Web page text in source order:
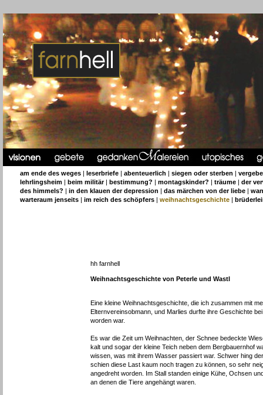
am ende des weges |leserbriefe |abenteuerlich |siegen oder sterben |
lehrlingsheim |beim militär|bestimmung? |montagskinder? |träume |der
des himmels? |in den klauen der depression |das märchen von der liebe |
warteraum jenseits |im reich des schöpfers |weihnachtsgeschichte |
hh farnhell
Weihnachtsgeschichte von Peterle und Wastl
Eine kleine Weihnachtsgeschichte, die ich zusammen mit
Elternvereinsobmann, und Marlies durfte ihre Geschichte
worden war.
Es war die Zeit um Weihnachten, der Schnee bedeckte
kalt und sogar der kleine Teich neben dem Bergbauernhof
wissen, was mit ihrem Wasser passiert war. Schwer hing
schien diese Last kaum noch tragen zu können, so sehr
angedreht worden. Im Stall standen einige Kühe, Ochsen
an denen die Tiere angehängt waren.